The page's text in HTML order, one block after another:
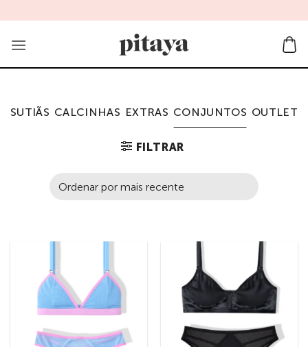
to
content
SUTIÃS CALCINHAS EXTRAS CONJUNTOS OUTLET
FILTRAR